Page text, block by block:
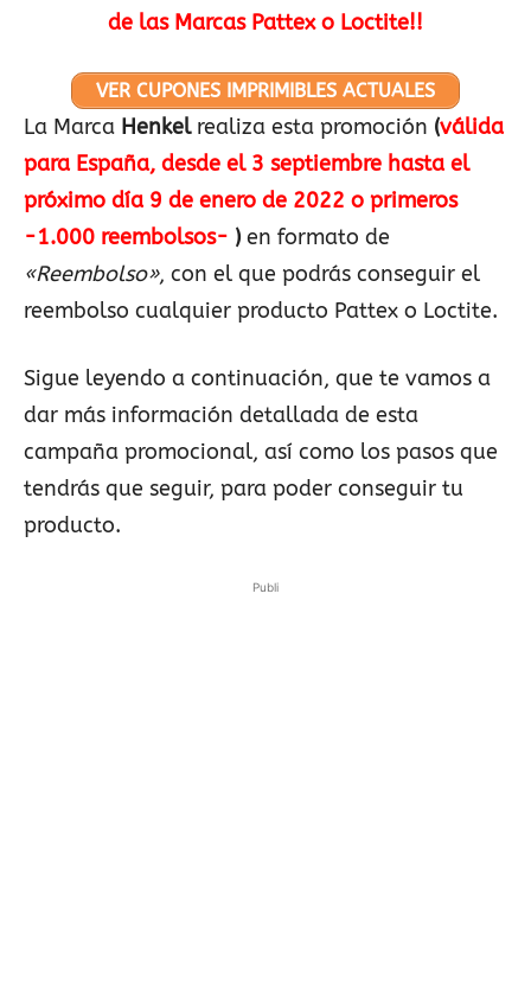
de las Marcas Pattex o Loctite!!
VER CUPONES IMPRIMIBLES ACTUALES
La Marca Henkel realiza esta promoción (válida
para España, desde el 3 septiembre hasta el
próximo día 9 de enero de 2022 o primeros
-1.000 reembolsos- ) en formato de
«Reembolso», con el que podrás conseguir el
reembolso cualquier producto Pattex o Loctite.
Sigue leyendo a continuación, que te vamos a
dar más información detallada de esta
campaña promocional, así como los pasos que
tendrás que seguir, para poder conseguir tu
producto.
Publi